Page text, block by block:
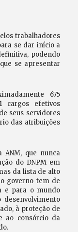
trabalhadores
se dar início a
podendo
se apresentar
675
cargos efetivos
seus servidores
das atribuições
ANM, que nunca
do DNPM em
da lista de alto
governo tem de
e para o mundo
à proteção de
ao consórcio da